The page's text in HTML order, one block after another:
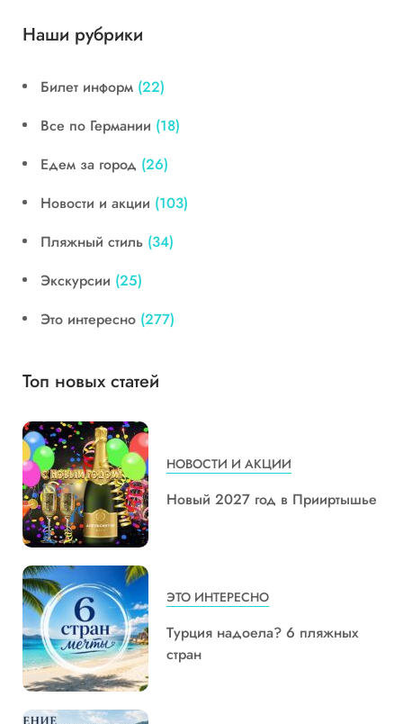
Наши рубрики
Билет информ (22)
Все по Германии (18)
Едем за город (26)
Новости и акции (103)
Пляжный стиль (34)
Экскурсии (25)
Это интересно (277)
Топ новых статей
НОВОСТИ И АКЦИИ
Новый 2027 год в Прииртышье
ЭТО ИНТЕРЕСНО
Турция надоела? 6 пляжных
стран